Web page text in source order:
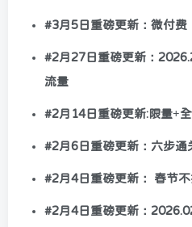
#3月5日重磅更新：微付费
#2月27日重磅更新：
流量
#2月14日重磅更新:限量+
#2月6日重磅更新：六步通
#2月4日重磅更新： 春节
#2月4日重磅更新：